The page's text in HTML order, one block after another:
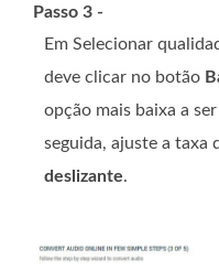
Passo 3 -
Em Selecionar
deve clicar no botão
opção mais baixa a
seguida, ajuste a taxa
deslizante.